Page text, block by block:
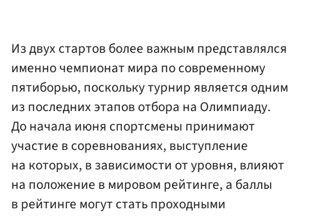
Из двух стартов более важным представлялся
именно чемпионат мира по современному
пятиборью, поскольку турнир является одним
из последних этапов отбора на Олимпиаду.
До начала июня спортсмены принимают
участие в соревнованиях, выступление
на которых, в зависимости от уровня, влияют
на положение в мировом рейтинге, а баллы
в рейтинге могут стать проходными